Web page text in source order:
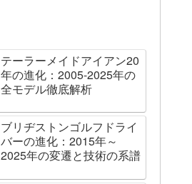
テーラーメイドアイアン20
年の進化：2005-2025年の
全モデル徹底解析
ブリヂストンゴルフドライ
バーの進化：2015年～
2025年の変遷と技術の系譜